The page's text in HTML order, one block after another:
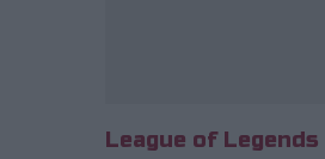
League of Legends